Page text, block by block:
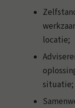
locatie;
situatie;